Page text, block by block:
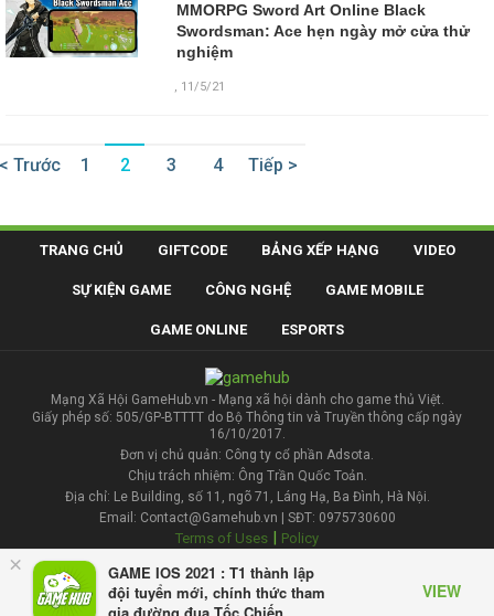
×
GAME IOS 2021 : T1 thành lập
đội tuyển mới, chính thức tham
VIEW
MMORPG Sword Art Online Black
Swordsman: Ace hẹn ngày mở cửa thử
nghiệm
, 11/5/21
< Trước 1 2 3 4 Tiếp >
TRANG CHỦ GIFTCODE BẢNG XẾP HẠNG VIDEO
SỰ KIỆN GAME CÔNG NGHỆ GAME MOBILE
GAME ONLINE ESPORTS
Mạng Xã Hội GameHub.vn - Mạng xã hội dành cho game thủ Việt.
Giấy phép số: 505/GP-BTTTT do Bộ Thông tin và Truyền thông cấp ngày
16/10/2017.
Đơn vị chủ quản: Công ty cổ phần Adsota.
Chịu trách nhiệm: Ông Trần Quốc Toản.
Địa chỉ: Le Building, số 11, ngõ 71, Láng Hạ, Ba Đình, Hà Nội.
Email: Contact@Gamehub.vn | SĐT: 0975730600
Terms of Uses | Policy
Liên hệ đăng bài